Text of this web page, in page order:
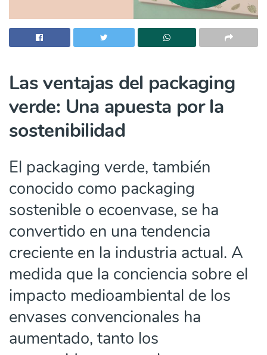
Las ventajas del packaging
verde: Una apuesta por la
sostenibilidad
El packaging verde, también
conocido como packaging
sostenible o ecoenvase, se ha
convertido en una tendencia
creciente en la industria actual. A
medida que la conciencia sobre el
impacto medioambiental de los
envases convencionales ha
aumentado, tanto los